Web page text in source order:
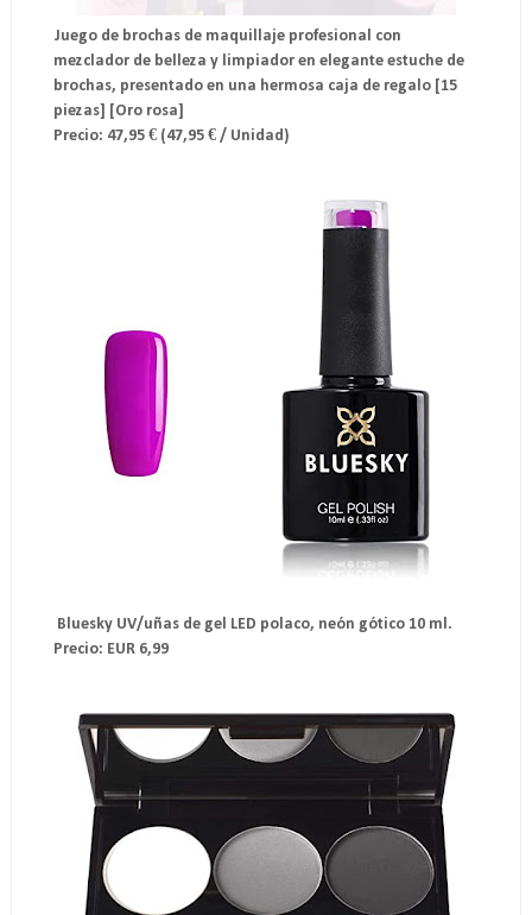
Juego de brochas de maquillaje profesional con
mezclador de belleza y limpiador en elegante estuche de
brochas, presentado en una hermosa caja de regalo [15
piezas] [Oro rosa]
Precio: 47,95 € (47,95 € / Unidad)
Bluesky UV/uñas de gel LED polaco, neón gótico 10 ml.
Precio: EUR 6,99